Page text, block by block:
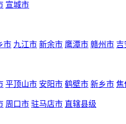
宣城市
市 九江市 新余市 鹰潭市 赣州市 吉
平顶山市 安阳市 鹤壁市 新乡市 焦
周口市 驻马店市 直辖县级